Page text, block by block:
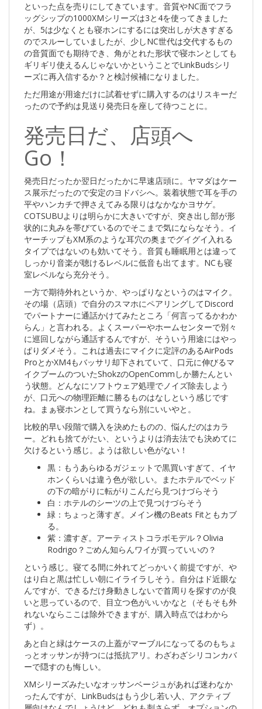
といった点を売りにしてきています。音質やNC面でフラ
ッグシップの1000XMシリーズは3と4を使ってきました
が、5は少なくとも寝ホンにするには突出しが大きすぎる
のでスルーしていましたが、少しNC世代は交代するもの
の音質面でも期待でき、角がとれた形状で寝ホンとしても
ギリギリ使えるんじゃないかということでLinkBudsシリ
ーズに再入信するか？と検討候補になりました。
ただ用途が用途だけに試着せずに購入するのはリスキーだ
ったので予約は見送り発売日を座して待つことに。
発売日だ、店頭へ
Go！
発売日だったか翌日だったかに早速店頭に。ヤマダはケー
ス展示だったので安定のヨドバシへ。装着状態で耳を手の
平やハンカチで押さえてみる限りはなかなかヨサゲ。
COTSUBUよりは明らかに大きいですが、突き出し部が形
状的に丸みを帯びているのでそこまで気にならなそう。イ
ヤーチップもXM系のような耳穴の奥までグイグイ入れる
タイプではないのも効いてそう。音質も睡眠用とは違って
しっかり音楽が聴けるレベルに低音も出てます。NCも寝
室レベルなら充分そう。
一方で期待外れというか、やっぱりなというのはマイク。
その場（店頭）で自分のスマホにペアリングしてDiscord
でパートナーに通話かけてみたところ「何言ってるかわか
らん」と言われる。よくスーパーやホームセンターで別々
に巡回しながら通話するんですが、そういう用途にはやっ
ぱりダメそう。これは過去にマイクに定評のあるAirPods
ProとかXM4もバッサリ却下されていて、口元に伸びるマ
イクブームのついたShokzのOpenCommしか勝たんとい
う状態。どんなにソフトウェア処理でノイズ除去しよう
が、口元への物理距離に勝るものはなしという感じです
ね。まぁ寝ホンとして買うなら別にいいやと。
比較的早い段階で購入を決めたものの、悩んだのはカラ
ー。どれも捨てがたい、というよりは消去法でも決めてに
欠けるという感じ。ようは欲しい色がない！
黒：もうあらゆるガジェットで黒買いすぎて、イヤ
ホンくらいは違う色が欲しい。またホテルでベッド
の下の暗がりに転がりこんだら見つけづらそう
白：ホテルのシーツの上で見つけづらそう
緑：ちょっと薄すぎ。メイン機のBeats Fitともカブ
る。
紫：濃すぎ。アーティストコラボモデル？Olivia
Rodrigo？ごめん知らんワイが買っていいの？
という感じ。寝てる間に外れてどっかいく前提ですが、や
はり白と黒は忙しい朝にイライラしそう。自分はド近眼な
んですが、できるだけ身動きしないで首周りを探すのが良
いと思っているので、目立つ色がいいかなと（そもそも外
れないならここは除外できますが、購入時点ではわから
ず）。
あと白と緑はケースの上蓋がマーブルになってるのもちょ
っとオッサンが持つには抵抗アリ。わざわざシリコンカバ
ーで隠すのも悔しい。
XMシリーズみたいなオッサンベージュがあれば迷わなか
ったんですが、LinkBudsはもう少し若い人、アクティブ